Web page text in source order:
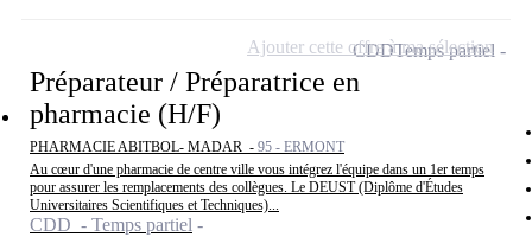
Préparateur / Préparatrice en
pharmacie (H/F)
PHARMACIE ABITBOL- MADAR - 95 - ERMONT
Au cœur d'une pharmacie de centre ville vous intégrez l'équipe dans un 1er temps
pour assurer les remplacements des collègues. Le DEUST (Diplôme d'Études
Universitaires Scientifiques et Techniques)...
CDD - Temps partiel
CDDTemps partiel
Ajouter cette offre à ma sélection